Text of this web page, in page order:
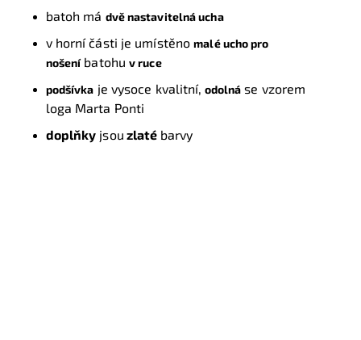
batoh má dvě nastavitelná ucha
v horní části je umístěnomalé ucho pro
nošeníbatohuv ruce
podšívka je vysoce kvalitní, odolná se vzorem
loga Marta Ponti
doplňky jsou zlaté barvy